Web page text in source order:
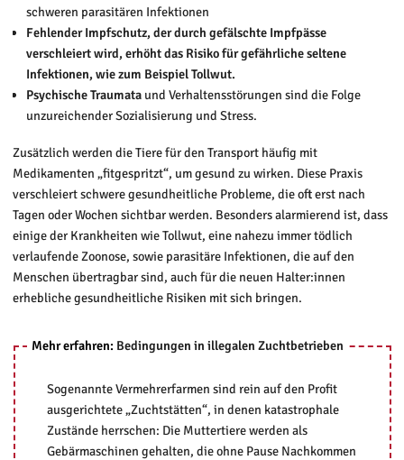
schweren parasitären Infektionen
Fehlender Impfschutz, der durch gefälschte Impfpässe
verschleiert wird, erhöht das Risiko für gefährliche seltene
Infektionen, wie zum Beispiel Tollwut.
Psychische Traumata und Verhaltensstörungen sind die Folge
unzureichender Sozialisierung und Stress.
Zusätzlich werden die Tiere für den Transport häufig mit
Medikamenten „fitgespritzt“, um gesund zu wirken. Diese Praxis
verschleiert schwere gesundheitliche Probleme, die oft erst nach
Tagen oder Wochen sichtbar werden. Besonders alarmierend ist, dass
einige der Krankheiten wie Tollwut, eine nahezu immer tödlich
verlaufende Zoonose, sowie parasitäre Infektionen, die auf den
Menschen übertragbar sind, auch für die neuen Halter:innen
erhebliche gesundheitliche Risiken mit sich bringen.
Mehr erfahren: Bedingungen in illegalen Zuchtbetrieben
Sogenannte Vermehrerfarmen sind rein auf den Profit
ausgerichtete „Zuchtstätten“, in denen katastrophale
Zustände herrschen: Die Muttertiere werden als
Gebärmaschinen gehalten, die ohne Pause Nachkommen